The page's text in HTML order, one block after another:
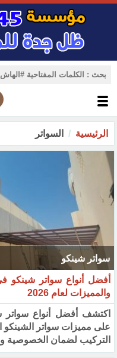
الرئيسية السواتر
سواتر شينكو
أفضل أنواع سواتر شينكو
والمميزات لعام 2026
اكتشف أفضل أنواع سواتر
على مميزات سواتر الشينكو
التركيب لضمان الخصوصية